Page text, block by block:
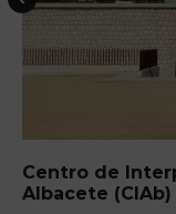
Centro de
Albacete (CIAb)